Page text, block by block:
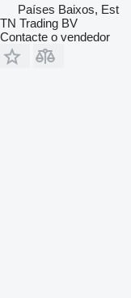
Países Baixos, Est
TN Trading BV
Contacte o vendedor